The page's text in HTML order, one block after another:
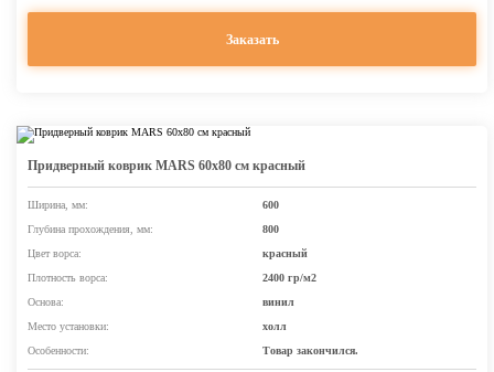
Заказать
Придверный коврик MARS 60х80 см красный
Ширина, мм:
600
Глубина прохождения, мм:
800
Цвет ворса:
красный
Плотность ворса:
2400 гр/м2
Основа:
винил
Место установки:
холл
Особенности:
Товар закончился.